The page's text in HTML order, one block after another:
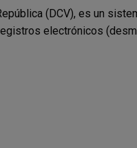
(DCV), es un
electrónicos